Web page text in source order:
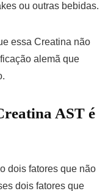
ou outras bebidas.
essa Creatina não
alemã que
AST é
dois fatores que não
dois fatores que